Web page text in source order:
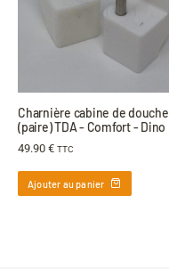
Charnière cabine de douche
(paire) TDA - Comfort - Dino
49.90 € TTC
Ajouter au panier